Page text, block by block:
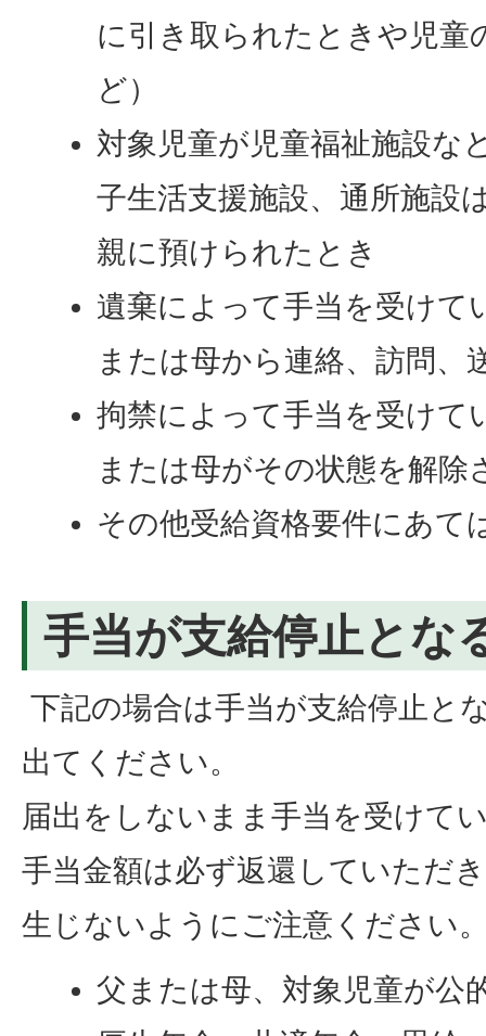
に引き取られたときや児童
ど）
対象児童が児童福祉施設な
子生活支援施設、通所施設
親に預けられたとき
遺棄によって手当を受けて
または母から連絡、訪問、
拘禁によって手当を受けて
または母がその状態を解除
その他受給資格要件にあて
手当が支給停止とな
下記の場合は手当が支給停止と
出てください。
届出をしないまま手当を受けて
手当金額は必ず返還していただ
生じないようにご注意ください
父または母、対象児童が公